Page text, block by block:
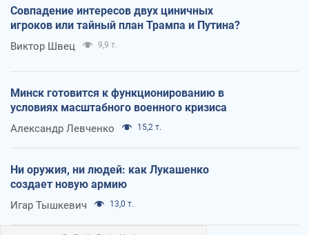
Совпадение интересов двух циничных
игроков или тайный план Трампа и Путина?
Виктор Швец 9,9 т.
Минск готовится к функционированию в
условиях масштабного военного кризиса
Александр Левченко 15,2 т.
Ни оружия, ни людей: как Лукашенко
создает новую армию
Игар Тышкевич 13,0 т.